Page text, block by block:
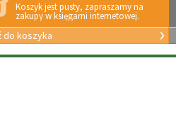
Koszyk jest pusty, zapraszamy na
zakupy w księgarni internetowej.
do koszyka